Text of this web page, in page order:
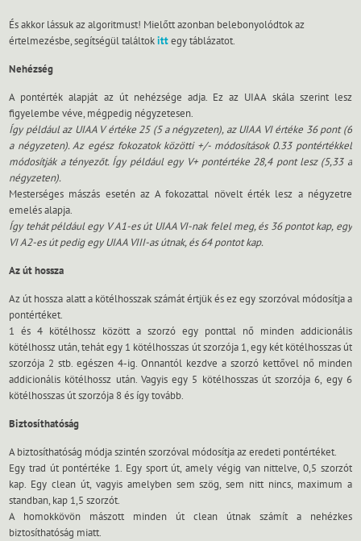
És akkor lássuk az algoritmust! Mielőtt azonban belebonyolódtok az
értelmezésbe, segítségül találtokittegy táblázatot.
Nehézség
A pontérték alapját az út nehézsége adja. Ez az UIAA skála szerint lesz
figyelembe véve, mégpedig négyzetesen.
Így például az UIAA V értéke 25 (5 a négyzeten), az UIAA VI értéke 36 pont (6
a négyzeten). Az egész fokozatok közötti +/- módosítások 0.33 pontértékkel
módosítják a tényezőt. Így például egy V+ pontértéke 28,4 pont lesz (5,33 a
négyzeten).
Mesterséges mászás esetén az A fokozattal növelt érték lesz a négyzetre
emelés alapja.
Így tehát például egy V A1-es út UIAA VI-nak felel meg, és 36 pontot kap, egy
VI A2-es út pedig egy UIAA VIII-as útnak, és 64 pontot kap.
Az út hossza
Az út hossza alatt a kötélhosszak számát értjük és ez egy szorzóval módosítja a
pontértéket.
1 és 4 kötélhossz között a szorzó egy ponttal nő minden addicionális
kötélhossz után, tehát egy 1 kötélhosszas út szorzója 1, egy két kötélhosszas út
szorzója 2 stb. egészen 4-ig. Onnantól kezdve a szorzó kettővel nő minden
addicionális kötélhossz után. Vagyis egy 5 kötélhosszas út szorzója 6, egy 6
kötélhosszas út szorzója 8 és így tovább.
Biztosíthatóság
A biztosíthatóság módja szintén szorzóval módosítja az eredeti pontértéket.
Egy trad út pontértéke 1. Egy sport út, amely végig van nittelve, 0,5 szorzót
kap. Egy clean út, vagyis amelyben sem szög, sem nitt nincs, maximum a
standban, kap 1,5 szorzót.
A homokkövön mászott minden út clean útnak számít a nehézkes
biztosíthatóság miatt.